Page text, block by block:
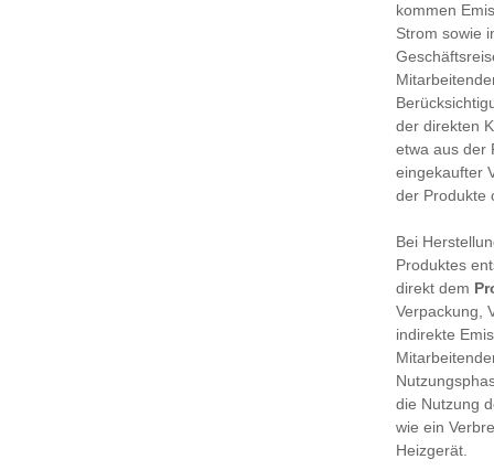
kommen
Strom sowie
der direkten
etwa aus der
eingekaufter
der Produkte
Bei
Produktes
direkt dem
Verpackung,
indirekte
die Nutzung
wie ein
Heizgerät.